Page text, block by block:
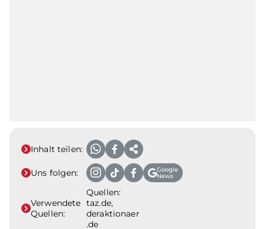
Inhalt teilen:
Uns folgen:
Google
News
Verwendete
Quellen:
Quellen:
taz.de,
deraktionaer
.de